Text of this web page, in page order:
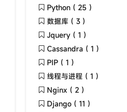
Python ( 25 )
数据库 ( 3 )
Jquery ( 1 )
Cassandra ( 1 )
PIP ( 1 )
线程与进程 ( 1 )
Nginx ( 2 )
Django ( 11 )